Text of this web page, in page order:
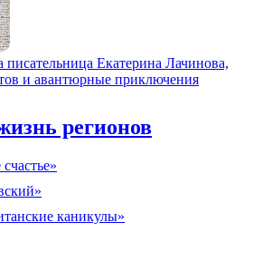
писательница Екатерина Лачинова,
и авантюрные приключения
регионов
каникулы»